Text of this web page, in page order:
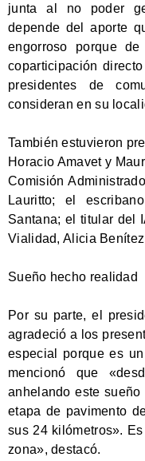
junta al no poder
depende del aporte
engorroso porque
coparticipación
presidentes de
consideran en su
También estuvieron
Horacio Amavet y
Comisión
Lauritto; el
Santana; el titular del
Vialidad, Alicia
Sueño hecho realidad
Por su parte, el
agradeció a los
especial porque es
mencionó que
anhelando este
etapa de pavimento
sus 24 kilómetros».
zona», destacó.